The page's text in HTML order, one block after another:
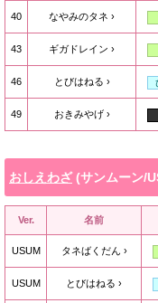
40 なやみのタネ
43 ギガドレイン
46 とびはねる
49 おきみやげ
おしえわざ(サンムーン/
Ver. 名前
USUM タネばくだん
USUM とびはねる